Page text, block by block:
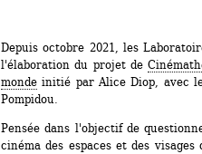
Depuis octobre 2021, les
l'élaboration du projet de
monde initié par Alice Diop, avec
Pompidou.
Pensée dans l'objectif de
cinéma des espaces et des